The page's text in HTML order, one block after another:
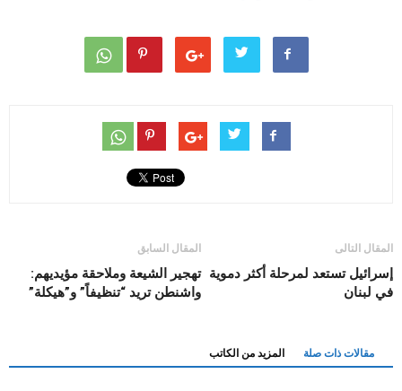
المقال السابق
تهجير الشيعة وملاحقة مؤيديهم:
واشنطن تريد “تنظيفاً” و”هيكلة”
المقال التالى
إسرائيل تستعد لمرحلة أكثر دموية
في لبنان
مقالات ذات صلة المزيد من الكاتب